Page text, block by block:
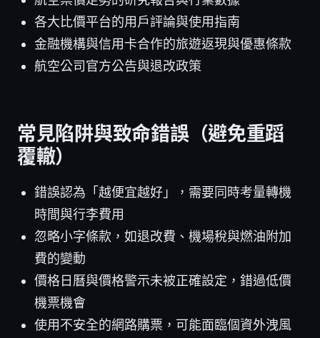
各大比價平台的用戶評論與使用指南
金融機構與信用卡合作的旅遊返現與優惠條款
航空公司官方公告與退改政策
常見陷阱與致命錯誤（避免重蹈
覆轍）
錯誤認為「越便宜越好」，需要同時考量轉機
時間與行李費用
忽略小字條款，如退改費、機場稅與燃油附加
費的變動
價格日曆與價格警示未被正確設定，錯過低價
機票機會
使用不安全的網路購票，可能面臨個資外洩風